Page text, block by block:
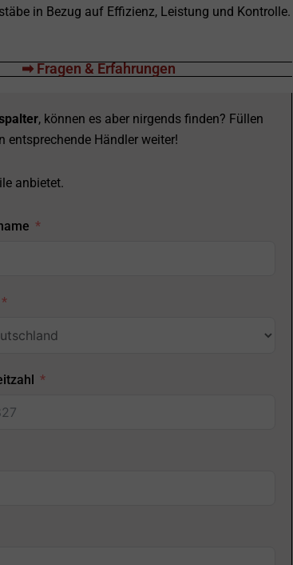
in Bezug auf Effizienz, Leistung und Kontrolle.
➡ Fragen & Erfahrungen
, können es aber nirgends finden? Füllen
entsprechende Händler weiter!
anbietet.